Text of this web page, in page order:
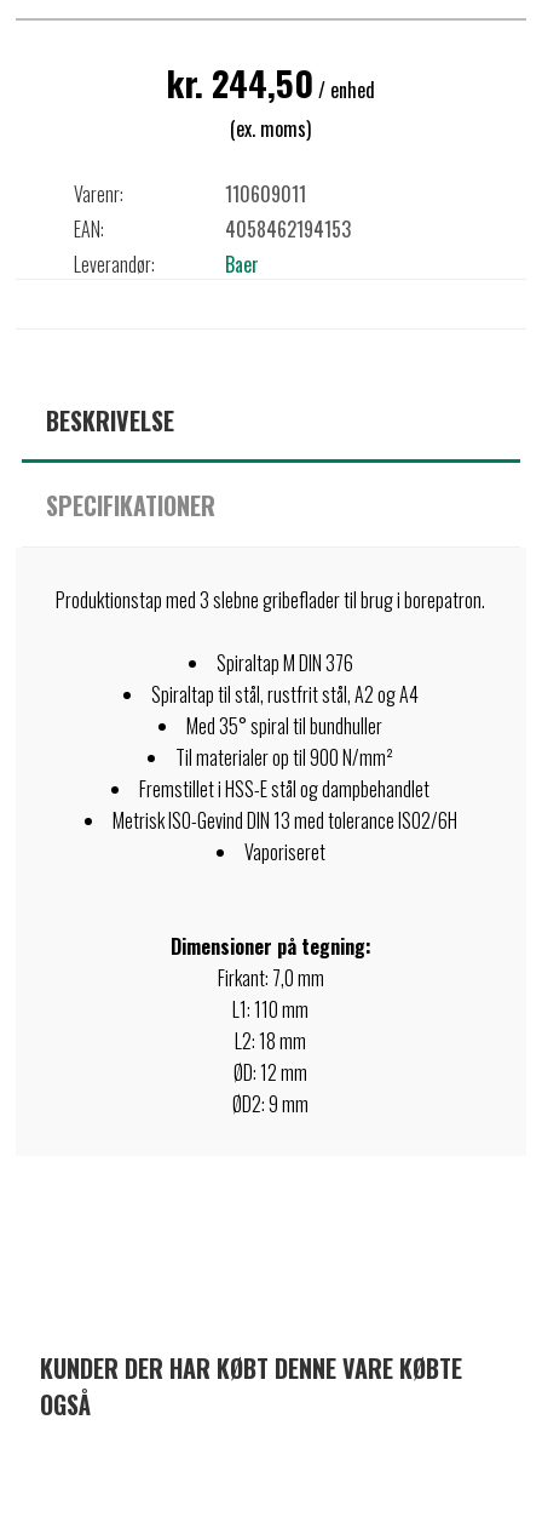
kr. 244,50 / enhed
(ex. moms)
Varenr:
110609011
EAN:
4058462194153
Leverandør:
Baer
BESKRIVELSE
SPECIFIKATIONER
Produktionstap med 3 slebne gribeflader til brug i borepatron.
Spiraltap M DIN 376
Spiraltap til stål, rustfrit stål, A2 og A4
Med 35° spiral til bundhuller
Til materialer op til 900 N/mm²
Fremstillet i HSS-E stål og dampbehandlet
Metrisk ISO-Gevind DIN 13 med tolerance ISO2/6H
Vaporiseret
Dimensioner på tegning:
Firkant: 7,0 mm
L1: 110 mm
L2: 18 mm
ØD: 12 mm
ØD2: 9 mm
KUNDER DER HAR KØBT DENNE VARE KØBTE
OGSÅ